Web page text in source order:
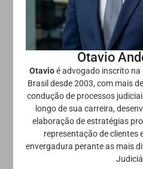
Otavio
Otavioé advogado inscrito
Brasil desde 2003, com mais
condução de processos
longo de sua carreira,
elaboração de estratégias
representação de clientes
envergadura perante as mais